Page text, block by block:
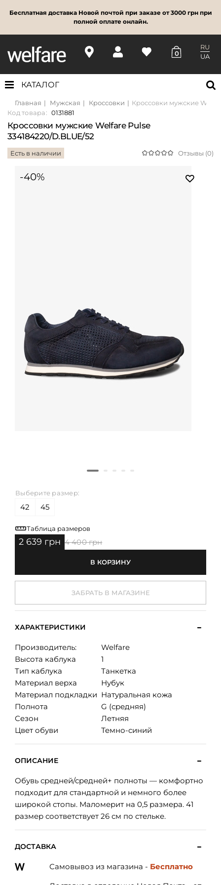
Бесплатная доставка Новой почтой при заказе от 3000 грн при
полной оплате онлайн.
0
RU
UA
КАТАЛОГ
Главная Мужская Кроссовки
Кроссовки мужские
Код товара: 0131881
Кроссовки мужские Welfare Pulse
334184220/D.BLUE/52
Есть в наличии Отзывы (0)
-40%
Выберите размер:
42 45
Таблица размеров
2 639 грн 4 400 грн
В КОРЗИНУ
ЗАБРАТЬ В МАГАЗИНЕ
ХАРАКТЕРИСТИКИ
Производитель:
Welfare
Высота каблука
1
Тип каблука
Танкетка
Материал верха
Нубук
Материал подкладки Натуральная кожа
Полнота
G (средняя)
Сезон
Летняя
Цвет обуви
Темно-синий
ОПИСАНИЕ
Обувь средней/средней+ полноты — комфортно
подходит для стандартной и немного более
широкой стопы. Маломерит на 0,5 размера. 41
размер соответствует 26 см по стельке.
ДОСТАВКА
Самовывоз из магазина - Бесплатно